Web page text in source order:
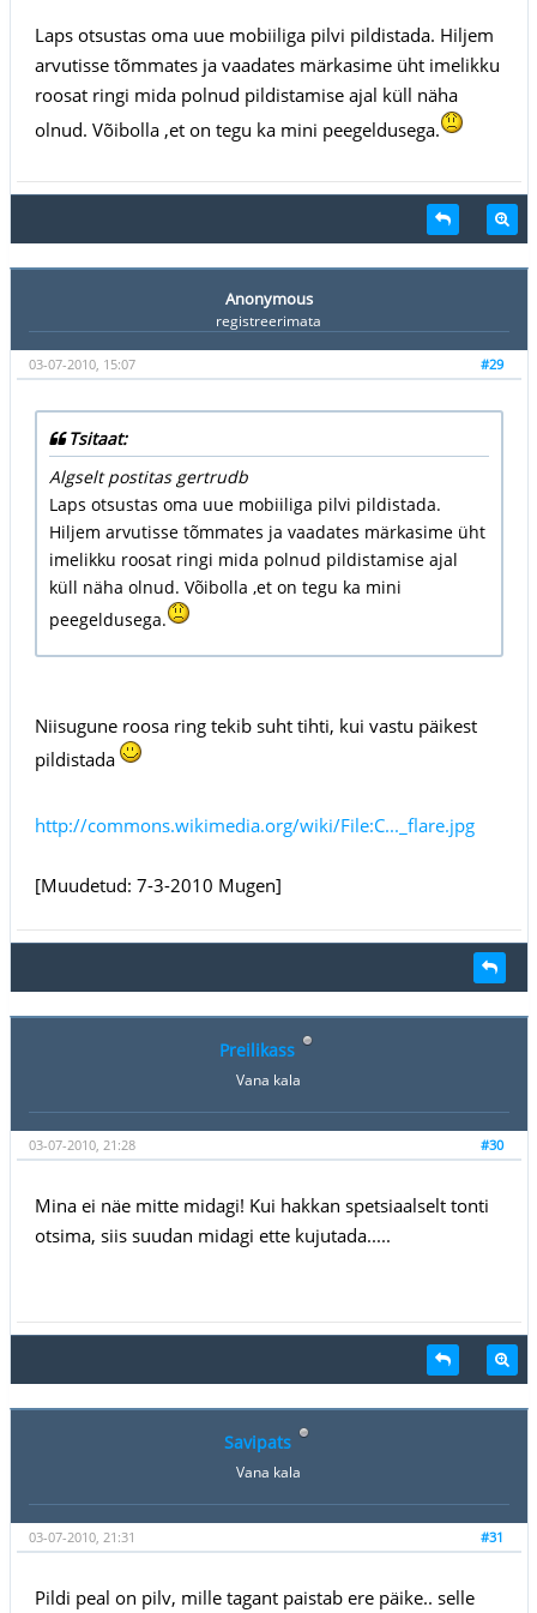
Laps otsustas oma uue mobiiliga pilvi pildistada. Hiljem
arvutisse tõmmates ja vaadates märkasime üht imelikku
roosat ringi mida polnud pildistamise ajal küll näha
olnud. Võibolla ,et on tegu ka mini peegeldusega.
Anonymous
registreerimata
#29
03-07-2010, 15:07
Tsitaat:
Algselt postitas gertrudb
Laps otsustas oma uue mobiiliga pilvi pildistada.
Hiljem arvutisse tõmmates ja vaadates märkasime üht
imelikku roosat ringi mida polnud pildistamise ajal
küll näha olnud. Võibolla ,et on tegu ka mini
peegeldusega.
Niisugune roosa ring tekib suht tihti, kui vastu päikest
pildistada
http://commons.wikimedia.org/wiki/File:C..._flare.jpg
[Muudetud: 7-3-2010 Mugen]
Preilikass
Vana kala
#30
03-07-2010, 21:28
Mina ei näe mitte midagi! Kui hakkan spetsiaalselt tonti
otsima, siis suudan midagi ette kujutada.....
Savipats
Vana kala
#31
03-07-2010, 21:31
Pildi peal on pilv, mille tagant paistab ere päike.. selle